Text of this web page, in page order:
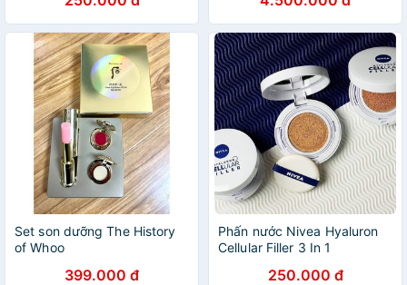
Set son dưỡng The History
of Whoo
399.000 đ
Phấn nước Nivea Hyaluron
Cellular Filler 3 In 1
250.000 đ